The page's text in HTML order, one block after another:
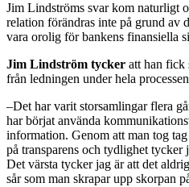
Jim Lindströms svar kom natur­ligt
relation förändras inte på grund av
vara orolig för bankens finan­siella
Jim Lindström tycker att han fick
från ledningen under hela
–Det har varit storsamlingar flera
har börjat använda
information. Genom att man tog
på transparens och tydlighet
Det värsta tycker jag är att det
sår som man skrapar upp skorpan